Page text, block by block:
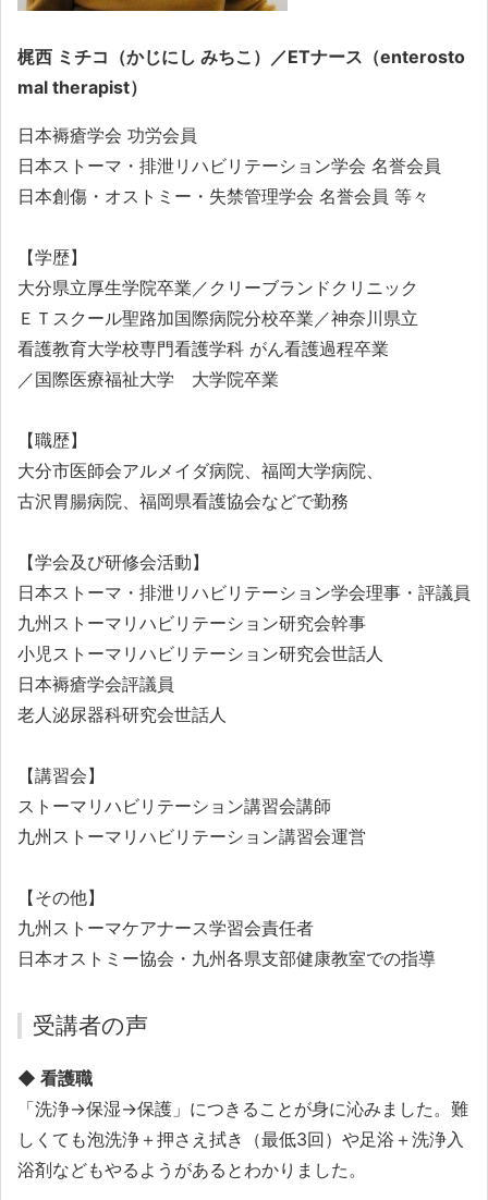
梶西 ミチコ（かじにし みちこ）／ETナース（enterosto
mal therapist）
日本褥瘡学会 功労会員
日本ストーマ・排泄リハビリテーション学会 名誉会員
日本創傷・オストミー・失禁管理学会 名誉会員 等々
【学歴】
大分県立厚生学院卒業／クリーブランドクリニック
ＥＴスクール聖路加国際病院分校卒業／神奈川県立
看護教育大学校専門看護学科 がん看護過程卒業
／国際医療福祉大学 大学院卒業
【職歴】
大分市医師会アルメイダ病院、福岡大学病院、
古沢胃腸病院、福岡県看護協会などで勤務
【学会及び研修会活動】
日本ストーマ・排泄リハビリテーション学会理事・評議員
九州ストーマリハビリテーション研究会幹事
小児ストーマリハビリテーション研究会世話人
日本褥瘡学会評議員
老人泌尿器科研究会世話人
【講習会】
ストーマリハビリテーション講習会講師
九州ストーマリハビリテーション講習会運営
【その他】
九州ストーマケアナース学習会責任者
日本オストミー協会・九州各県支部健康教室での指導
受講者の声
◆ 看護職
「洗浄→保湿→保護」につきることが身に沁みました。難
しくても泡洗浄＋押さえ拭き（最低3回）や足浴＋洗浄入
浴剤などもやるようがあるとわかりました。